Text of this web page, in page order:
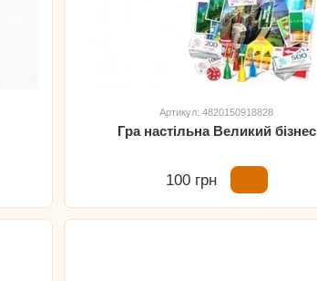
Артикул: 4820150918828
Гра настільна Великий бізнес
100 грн